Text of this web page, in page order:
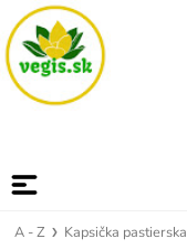
A - Z Kapsička pastierska